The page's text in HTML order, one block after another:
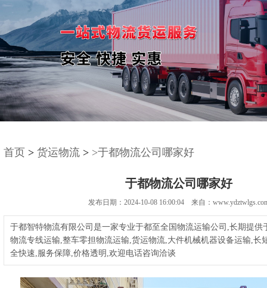
首页 > 货运物流 > >于都物流公司哪家好
于都物流公司哪家好
发布日期：2024-10-08 16:00:04 来自：
于都智特物流有限公司是一家专业于都至全国物流运输公司,长期提供
物流专线运输,整车零担物流运输,货运物流,大件机械机器设备运输,长
全快速,服务保障,价格透明,欢迎电话咨询洽谈